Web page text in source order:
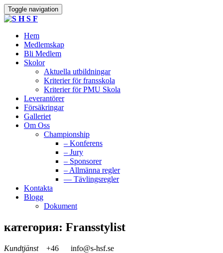
Toggle navigation
Hem
Medlemskap
Bli Medlem
Skolor
Aktuella utbildningar
Kriterier för fransskola
Kriterier för PMU Skola
Leverantörer
Försäkringar
Galleriet
Om Oss
Championship
– Konferens
– Jury
– Sponsorer
– Allmänna regler
— Tävlingsregler
Kontakta
Blogg
Dokument
категория: Fransstylist
Kundtjänst +46
info@s-hsf.se